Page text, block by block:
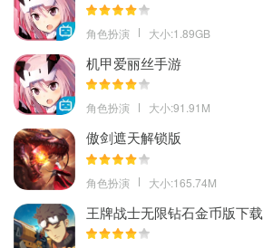
角色扮演 大小:1.89GB
机甲爱丽丝手游
角色扮演 大小:91.91M
傲剑遮天解锁版
角色扮演 大小:165.74M
王牌战士无限钻石金币版下载